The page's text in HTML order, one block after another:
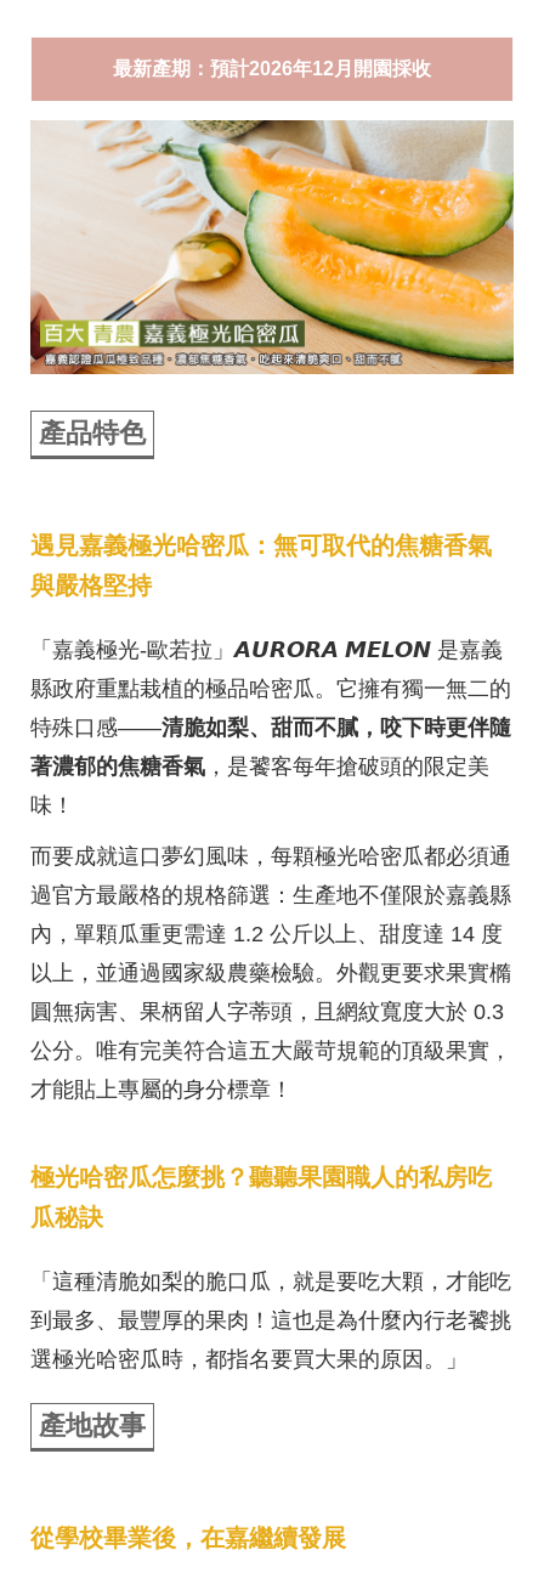
最新產期：預計2026年12月開園採收
產品特色
遇見嘉義極光哈密瓜：無可取代的焦糖香氣
與嚴格堅持
「嘉義極光-歐若拉」𝘼𝙐𝙍𝙊𝙍𝘼 𝙈𝙀𝙇𝙊𝙉 是嘉義
縣政府重點栽植的極品哈密瓜。它擁有獨一無二的
特殊口感——清脆如梨、甜而不膩，咬下時更伴隨
著濃郁的焦糖香氣 ，是饕客每年搶破頭的限定美
味！
而要成就這口夢幻風味，每顆極光哈密瓜都必須通
過官方最嚴格的規格篩選：生產地不僅限於嘉義縣
內，單顆瓜重更需達 1.2 公斤以上、甜度達 14 度
以上，並通過國家級農藥檢驗。外觀更要求果實橢
圓無病害、果柄留人字蒂頭，且網紋寬度大於 0.3
公分。唯有完美符合這五大嚴苛規範的頂級果實，
才能貼上專屬的身分標章！
極光哈密瓜怎麼挑？聽聽果園職人的私房吃
瓜秘訣
「這種清脆如梨的脆口瓜，就是要吃大顆，才能吃
到最多、最豐厚的果肉！這也是為什麼內行老饕挑
選極光哈密瓜時，都指名要買大果的原因。」
產地故事
從學校畢業後，在嘉繼續發展